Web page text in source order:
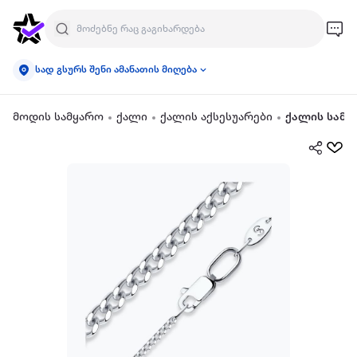
სად გსურს შენი ამანათის მიღება
მოდის სამყარო ქალი ქალის აქსესუარები ქალის